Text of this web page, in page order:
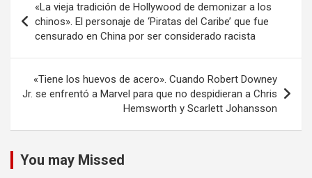
de
entradas
«La vieja tradición de Hollywood de demonizar a los
chinos». El personaje de ‘Piratas del Caribe’ que fue
censurado en China por ser considerado racista
«Tiene los huevos de acero». Cuando Robert Downey
Jr. se enfrentó a Marvel para que no despidieran a Chris
Hemsworth y Scarlett Johansson
You may Missed